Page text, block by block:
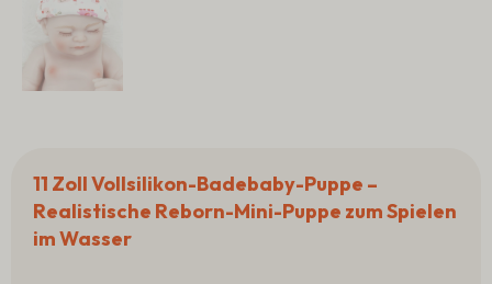
11 Zoll Vollsilikon-Badebaby-Puppe –
Realistische Reborn-Mini-Puppe zum Spielen
im Wasser